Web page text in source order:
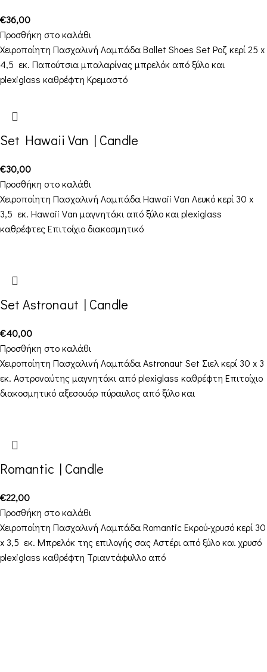
€36,00
Προσθήκη στο καλάθι
Χειροποίητη Πασχαλινή Λαμπάδα Ballet Shoes Set Ροζ κερί 25 x
4,5 εκ. Παπούτσια μπαλαρίνας μπρελόκ από ξύλο και
plexiglass καθρέφτη Κρεμαστό
Set Hawaii Van | Candle
€30,00
Προσθήκη στο καλάθι
Χειροποίητη Πασχαλινή Λαμπάδα Hawaii Van Λευκό κερί 30 x
3,5 εκ. Hawaii Van μαγνητάκι από ξύλο και plexiglass
καθρέφτες Επιτοίχιο διακοσμητικό
Set Astronaut | Candle
€40,00
Προσθήκη στο καλάθι
Χειροποίητη Πασχαλινή Λαμπάδα Astronaut Set Σιελ κερί 30 x 3
εκ. Αστροναύτης μαγνητάκι από plexiglass καθρέφτη Επιτοίχιο
διακοσμητικό αξεσουάρ πύραυλος από ξύλο και
Romantic | Candle
€22,00
Προσθήκη στο καλάθι
Χειροποίητη Πασχαλινή Λαμπάδα Romantic Εκρού-χρυσό κερί 30
x 3,5 εκ. Μπρελόκ της επιλογής σας Αστέρι από ξύλο και χρυσό
plexiglass καθρέφτη Τριαντάφυλλο από